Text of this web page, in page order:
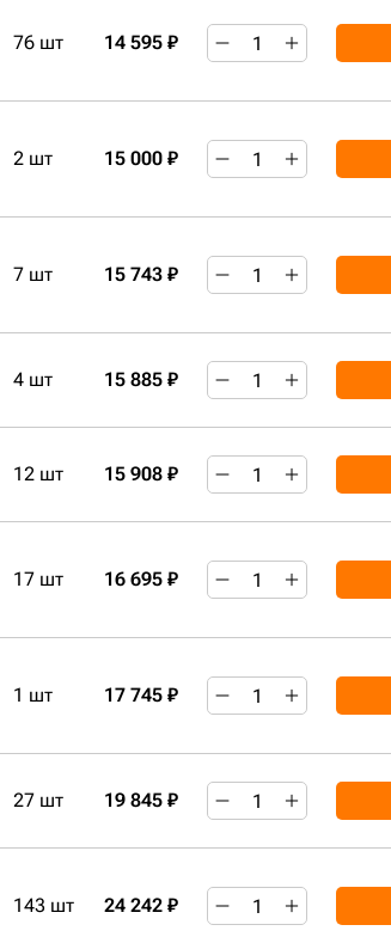
76 шт 14 595 ₽
2 шт 15 000 ₽
7 шт 15 743 ₽
4 шт 15 885 ₽
12 шт 15 908 ₽
17 шт 16 695 ₽
1 шт 17 745 ₽
27 шт 19 845 ₽
143 шт 24 242 ₽